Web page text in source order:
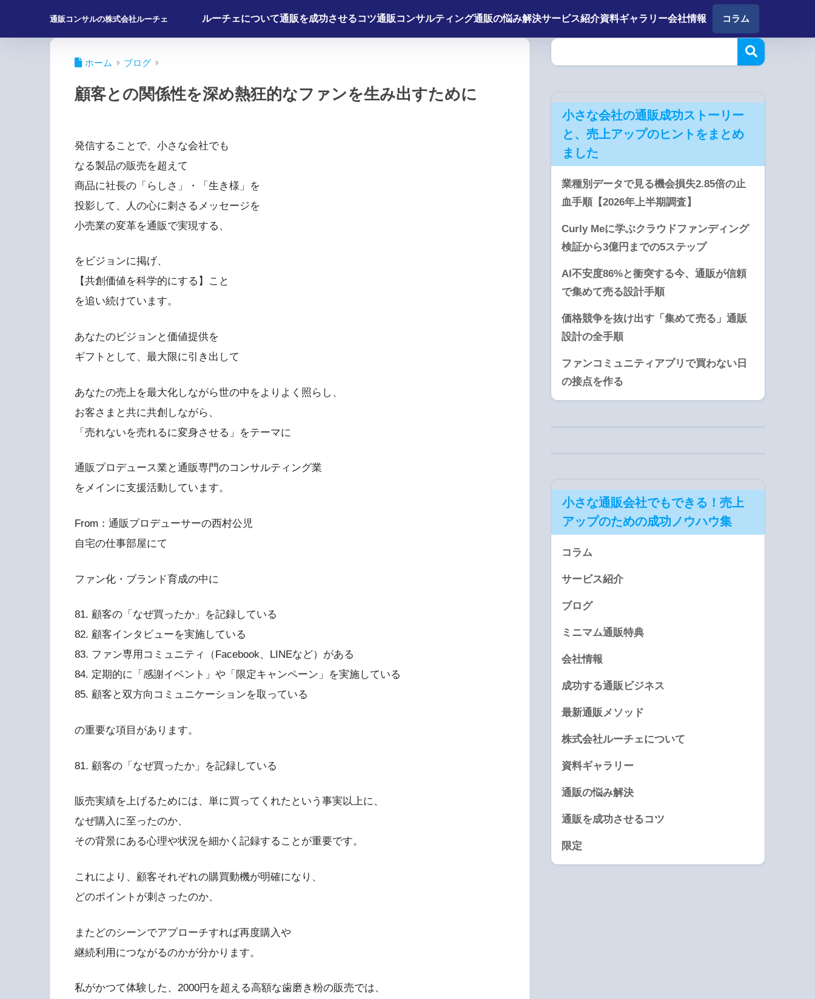
通販コンサルの株式会社ルーチェ ルーチェについて通販を成功させるコツ通販コンサルティング通販の悩み解決サービス紹介資料ギャラリー会社情報 コラム
ホーム ブログ
顧客との関係性を深め熱狂的なファンを生み出すために
発信することで、小さな会社でも
なる製品の販売を超えて
商品に社長の「らしさ」・「生き様」を
投影して、人の心に刺さるメッセージを
小売業の変革を通販で実現する、
をビジョンに掲げ、
【共創価値を科学的にする】こと
を追い続けています。
あなたのビジョンと価値提供を
ギフトとして、最大限に引き出して
あなたの売上を最大化しながら世の中をよりよく照らし、
お客さまと共に共創しながら、
「売れないを売れるに変身させる」をテーマに
通販プロデュース業と通販専門のコンサルティング業
をメインに支援活動しています。
From：通販プロデューサーの西村公児
自宅の仕事部屋にて
ファン化・ブランド育成の中に
81. 顧客の「なぜ買ったか」を記録している
82. 顧客インタビューを実施している
83. ファン専用コミュニティ（Facebook、LINEなど）がある
84. 定期的に「感謝イベント」や「限定キャンペーン」を実施している
85. 顧客と双方向コミュニケーションを取っている
の重要な項目があります。
81. 顧客の「なぜ買ったか」を記録している
販売実績を上げるためには、単に買ってくれたという事実以上に、
なぜ購入に至ったのか、
その背景にある心理や状況を細かく記録することが重要です。
これにより、顧客それぞれの購買動機が明確になり、
どのポイントが刺さったのか、
またどのシーンでアプローチすれば再度購入や
継続利用につながるのかが分かります。
私がかつて体験した、2000円を超える高額な歯磨き粉の販売では、
小さな会社の通販成功ストーリー
と、売上アップのヒントをまとめ
ました
業種別データで見る機会損失2.85倍の止
血手順【2026年上半期調査】
Curly Meに学ぶクラウドファンディング
検証から3億円までの5ステップ
AI不安度86%と衝突する今、通販が信頼
で集めて売る設計手順
価格競争を抜け出す「集めて売る」通販
設計の全手順
ファンコミュニティアプリで買わない日
の接点を作る
小さな通販会社でもできる！売上
アップのための成功ノウハウ集
コラム
サービス紹介
ブログ
ミニマム通販特典
会社情報
成功する通販ビジネス
最新通販メソッド
株式会社ルーチェについて
資料ギャラリー
通販の悩み解決
通販を成功させるコツ
限定